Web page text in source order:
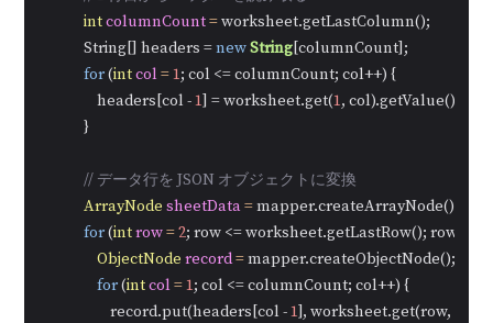
intcolumnCount= worksheet.getLastColumn();
            String[] headers =
newString[columnCount];
for (intcol=1; col <= columnCount; col++) {
                headers[col -
1] = worksheet.get(1, col).getValue();
            }
// データ行を JSON オブジェクトに変換
ArrayNode sheetData= mapper.createArrayNode();
for (introw=2; row <= worksheet.getLastRow(); row++) {
ObjectNode record= mapper.createObjectNode();
for (intcol=1; col <= columnCount; col++) {
                    record.put(headers[col -
1], worksheet.get(row,